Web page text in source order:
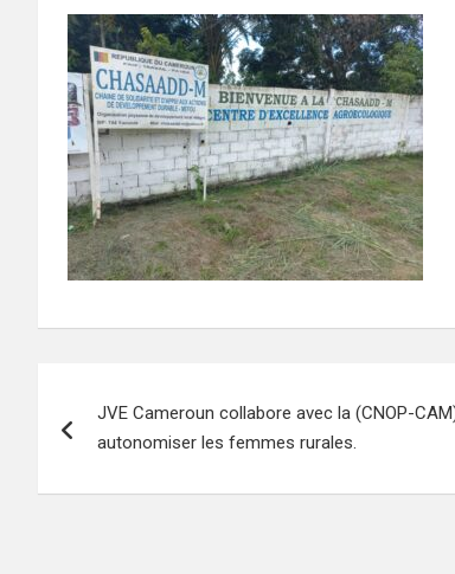
de
l’article
JVE Cameroun collabore avec la (CNOP-
autonomiser les femmes rurales.